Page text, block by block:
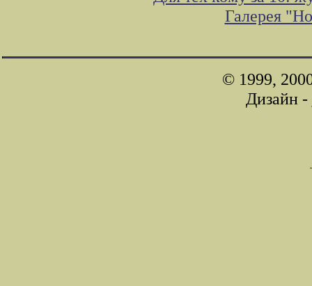
Галерея
© 1999,
Дизайн -